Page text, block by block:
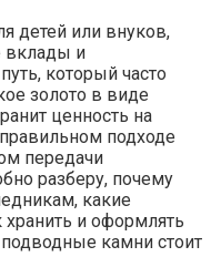
детей или внуков,
вклады и
который часто
золото в виде
ценность на
подходе
передачи
разберу, почему
какие
и оформлять
камни стоит